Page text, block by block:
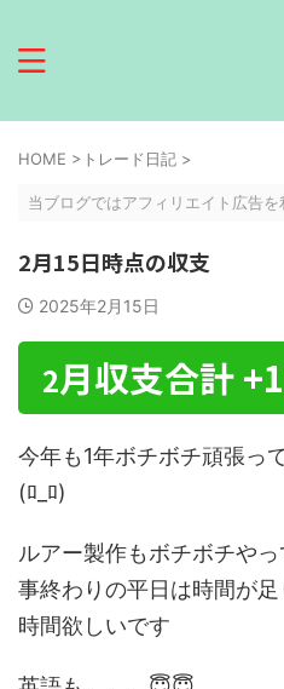
HOME > トレード日記 >
当ブログではアフィリエイト広告
2月15日時点の収支
2025年2月15日
2月収支合計
今年も1年ボチボチ頑張っ
(ﾛ_ﾛ)ゞ
ルアー製作もボチボチや
事終わりの平日は時間が
時間欲しいです